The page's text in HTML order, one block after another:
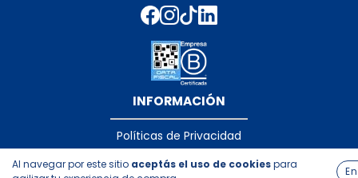
Al navegar por este sitio aceptás el uso de cookiespara
INFORMACIÓN
Políticas de Privacidad
Políticas de Devolución